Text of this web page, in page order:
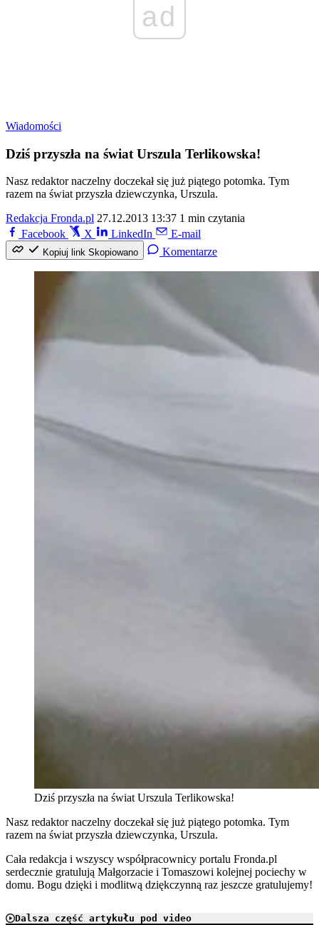
ad
Wiadomości
Dziś przyszła na świat Urszula Terlikowska!
Nasz redaktor naczelny doczekał się już piątego potomka. Tym
razem na świat przyszła dziewczynka, Urszula.
Redakcja Fronda.pl 27.12.2013 13:37 1 min czytania
Facebook
X LinkedIn E-mail
Kopiuj link Skopiowano Komentarze
Dziś przyszła na świat Urszula Terlikowska!
Nasz redaktor naczelny doczekał się już piątego potomka. Tym
razem na świat przyszła dziewczynka, Urszula.
Cała redakcja i wszyscy współpracownicy portalu Fronda.pl
serdecznie gratulują Małgorzacie i Tomaszowi kolejnej pociechy w
domu. Bogu dzięki i modlitwą dziękczynną raz jeszcze gratulujemy!
Dalsza część artykułu pod video